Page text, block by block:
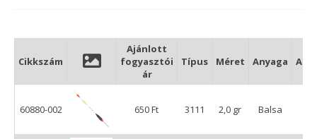
Cikkszám
Ajánlott
fogyasztói
ár
Típus Méret Anyaga
60880-002 650 Ft 3111 2,0 gr Balsa